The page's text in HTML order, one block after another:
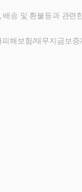
송 및 환불등과 관련
해보험/재무지금보